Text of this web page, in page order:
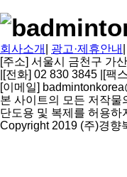
회사소개 광고·제휴안내
[주소] 서울시 금천구 가
[전화] 02 830 3845 [팩
[이메일]
본 사이트의 모든 저작물
단도용 및 복제를 허용하
Copyright 2019 (주)경향